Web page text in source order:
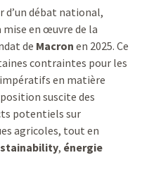
d’un débat national,
en œuvre de la
de Macron en 2025. Ce
contraintes pour les
en matière
suscite des
potentiels sur
agricoles, tout en
, énergie